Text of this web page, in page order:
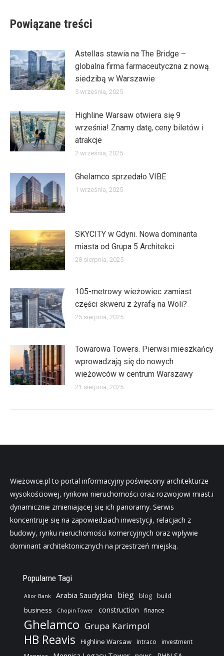
Powiązane treści
Astellas stawia na The Bridge –
globalna firma farmaceutyczna z nową
siedzibą w Warszawie
5 września, 2025
Highline Warsaw otwiera się 9
września! Znamy datę, ceny biletów i
atrakcje
2 września, 2025
Ghelamco sprzedało VIBE
1 września, 2025
SKYCITY w Gdyni. Nowa dominanta
miasta od Grupa 5 Architekci
28 sierpnia, 2025
105-metrowy wieżowiec zamiast
części skweru z żyrafą na Woli?
25 sierpnia, 2025
Towarowa Towers. Pierwsi mieszkańcy
wprowadzają się do nowych
wieżowców w centrum Warszawy
21 sierpnia, 2025
Wieżowce.pl to portal informacyjny poświęcony architekturze
wysokościowej, rynkowi nieruchomości oraz rozwojowi miast.i
dynamicznie zmieniającej się ich panoramy. Serwis
koncentruje się na zapowiedziach inwestycji, relacjach z
budowy, rynku nieruchomości komercyjnych oraz wpływie
dominant architektonicznych na przestrzeń miejską.
Popularne Tagi
Alior Bank Arabia Saudyjska bieg blog build
business Chopin Tower construction finance
Ghelamco Grupa Karimpol
HB Reavis Highline Warsaw Intraco
investment